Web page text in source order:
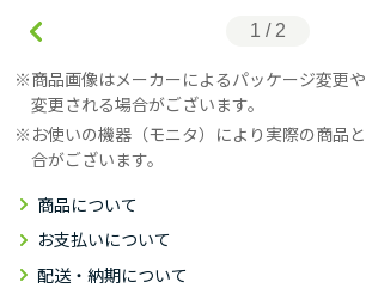
1 / 2
商品画像はメーカーによるパッケージ変更
変更される場合がございます。
お使いの機器（モニタ）により実際の商品
合がございます。
商品について
お支払いについて
配送・納期について